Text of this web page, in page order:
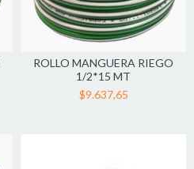
ROLLO MANGUERA RIEGO
1/2*15 MT
$9.637,65